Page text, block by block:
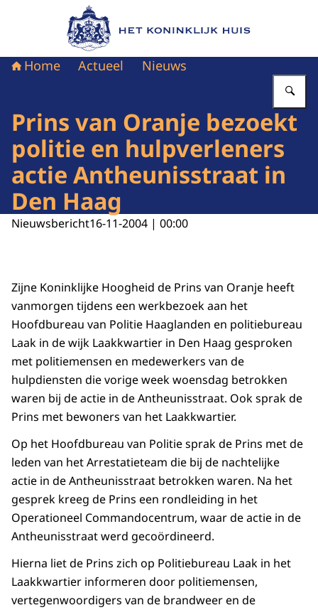
Naar de homepage van Het Koninklijk Huis
Home Actueel Nieuws
Prins van Oranje bezoekt
politie en hulpverleners
actie Antheunisstraat in
Den Haag
Nieuwsbericht16-11-2004 | 00:00
Zijne Koninklijke Hoogheid de Prins van Oranje heeft
vanmorgen tijdens een werkbezoek aan het
Hoofdbureau van Politie Haaglanden en politiebureau
Laak in de wijk Laakkwartier in Den Haag gesproken
met politiemensen en medewerkers van de
hulpdiensten die vorige week woensdag betrokken
waren bij de actie in de Antheunisstraat. Ook sprak de
Prins met bewoners van het Laakkwartier.
Op het Hoofdbureau van Politie sprak de Prins met de
leden van het Arrestatieteam die bij de nachtelijke
actie in de Antheunisstraat betrokken waren. Na het
gesprek kreeg de Prins een rondleiding in het
Operationeel Commandocentrum, waar de actie in de
Antheunisstraat werd gecoördineerd.
Hierna liet de Prins zich op Politiebureau Laak in het
Laakkwartier informeren door politiemensen,
vertegenwoordigers van de brandweer en de